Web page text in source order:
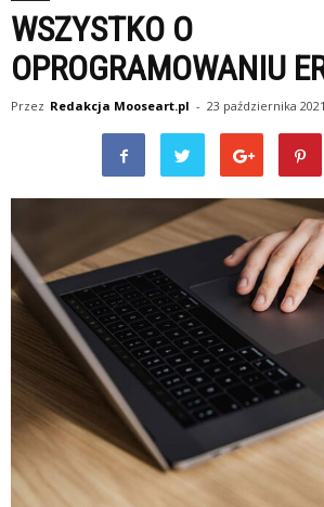
WSZYSTKO O
OPROGRAMOWANIU
Przez Redakcja Mooseart.pl - 23 października 2021